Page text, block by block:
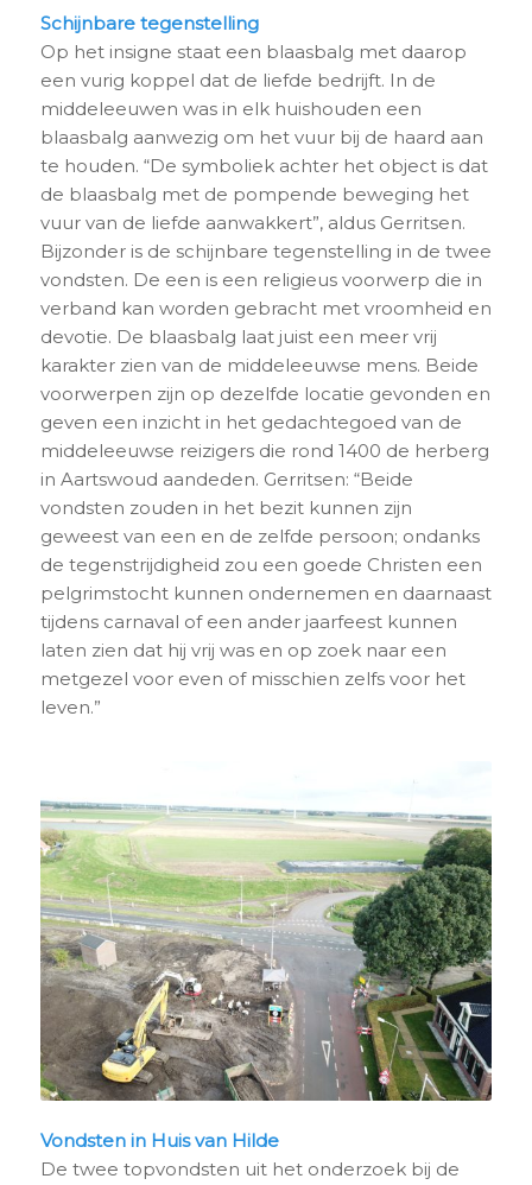
Schijnbare tegenstelling
Op het insigne staat een blaasbalg met daarop
een vurig koppel dat de liefde bedrijft. In de
middeleeuwen was in elk huishouden een
blaasbalg aanwezig om het vuur bij de haard aan
te houden. “De symboliek achter het object is dat
de blaasbalg met de pompende beweging het
vuur van de liefde aanwakkert”, aldus Gerritsen.
Bijzonder is de schijnbare tegenstelling in de twee
vondsten. De een is een religieus voorwerp die in
verband kan worden gebracht met vroomheid en
devotie. De blaasbalg laat juist een meer vrij
karakter zien van de middeleeuwse mens. Beide
voorwerpen zijn op dezelfde locatie gevonden en
geven een inzicht in het gedachtegoed van de
middeleeuwse reizigers die rond 1400 de herberg
in Aartswoud aandeden. Gerritsen: “Beide
vondsten zouden in het bezit kunnen zijn
geweest van een en de zelfde persoon; ondanks
de tegenstrijdigheid zou een goede Christen een
pelgrimstocht kunnen ondernemen en daarnaast
tijdens carnaval of een ander jaarfeest kunnen
laten zien dat hij vrij was en op zoek naar een
metgezel voor even of misschien zelfs voor het
leven.”
Vondsten in Huis van Hilde
De twee topvondsten uit het onderzoek bij de